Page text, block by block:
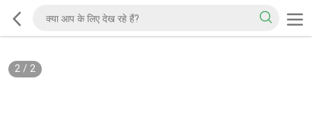
2/ 2